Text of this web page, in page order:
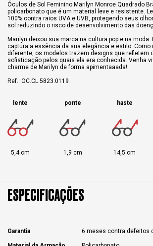
Óculos de Sol Feminino Marilyn Monroe Quadrado
policarbonato que é um material leve e resistente.
100% contra raios UVA e UVB, protegendo seus
sol reduzindo o risco de desenvolvimento das
Marilyn deixou sua marca na cultura pop e na
captura a essência da sua elegância e estilo. Como
diferente, os modelos trazem designs que refletem
sofisticação pelos quais ela era conhecida. Venha
charme de Marilyn de forma apimentaaada!
Ref.: OC.CL.5823.0119
lente
5,4 cm
ponte
1,9 cm
haste
14,5 cm
ESPECIFICAÇÕES
Garantia 6 meses contra defeitos